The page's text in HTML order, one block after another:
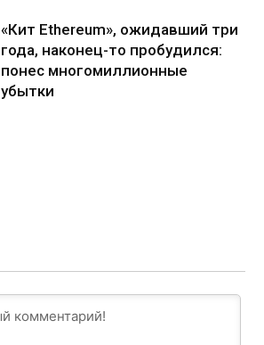
«Кит Ethereum», ожидавший три
года, наконец-то пробудился:
понес многомиллионные
убытки